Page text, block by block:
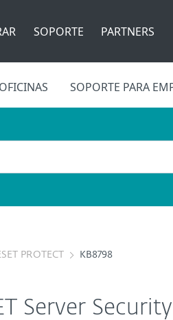
SOPORTE PARTNERS
SOPORTE PARA
PROTECT KB8798
Server